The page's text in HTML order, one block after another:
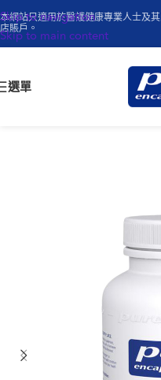
Skip to navigation
Skip to main content
本網站只適用於醫護健康專業人士及
店賬戶。
選單